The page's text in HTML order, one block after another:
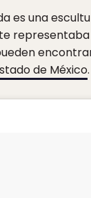
es una
representaba
de México.